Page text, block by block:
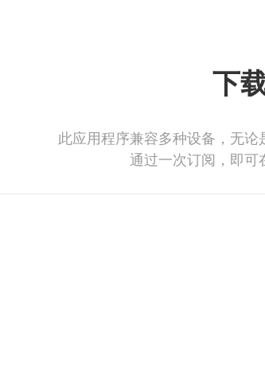
下
此应用程序兼容多种设备，无论
通过一次订阅，即可